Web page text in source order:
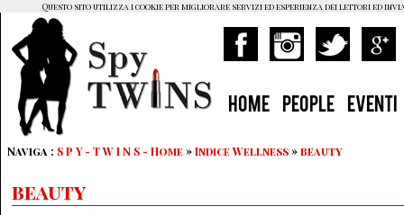
HOME PEOPLE EVENTI
Naviga : S P Y - T W I N S - Home »Indice Wellness »beauty
beauty
Questo sito utilizza i cookie per migliorare servizi ed esperienza dei lettori ed